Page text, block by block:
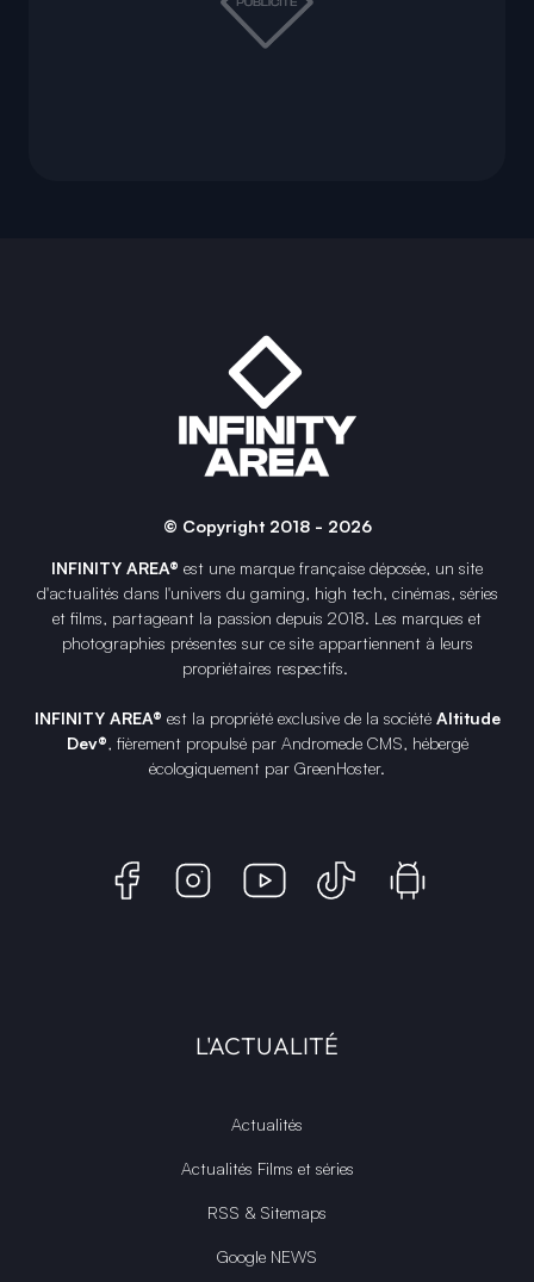
© Copyright 2018 - 2026
INFINITY AREA® est une marque française déposée, un site
d'actualités dans l'univers du gaming, high tech, cinémas, séries
et films, partageant la passion depuis 2018. Les marques et
photographies présentes sur ce site appartiennent à leurs
propriétaires respectifs.
INFINITY AREA® est la propriété exclusive de la société Altitude
Dev®, fièrement propulsé par Andromede CMS, hébergé
écologiquement par GreenHoster.
L'ACTUALITÉ
Actualités
Actualités Films et séries
RSS & Sitemaps
Google NEWS